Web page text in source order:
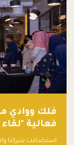
فلك ووادي
فعالية
في المنطقة"
استضافت شركتا